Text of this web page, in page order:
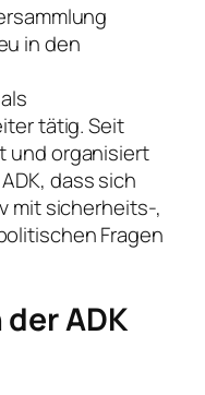
in den
tätig. Seit
und organisiert
dass sich
mit sicherheits-,
Fragen
ADK